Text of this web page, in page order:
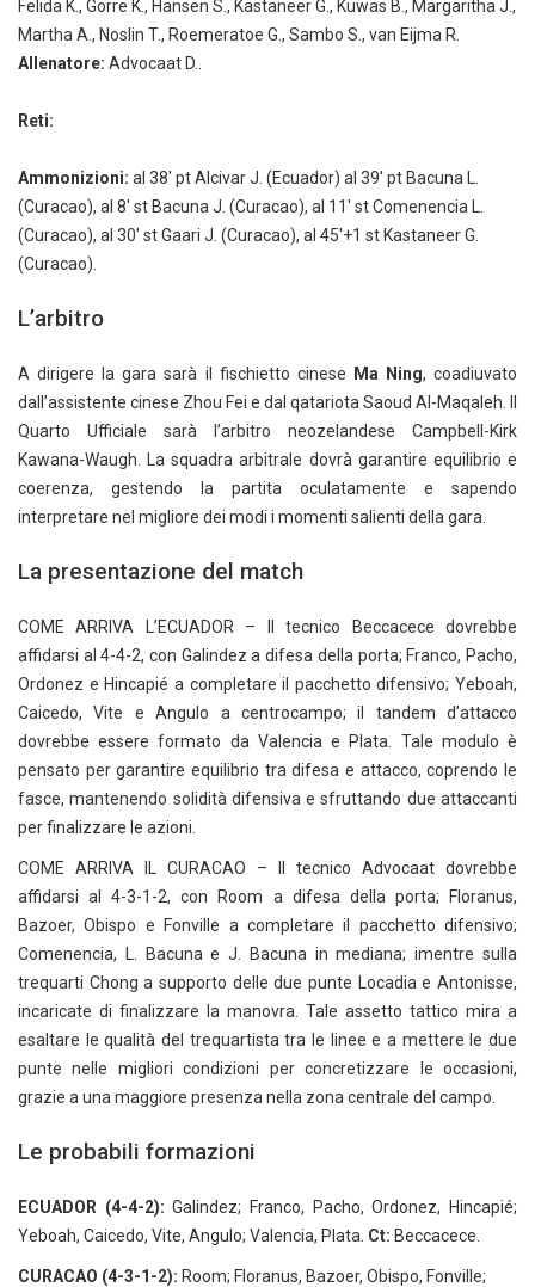
Felida K., Gorre K., Hansen S., Kastaneer G., Kuwas B., Margaritha J.,
Martha A., Noslin T., Roemeratoe G., Sambo S., van Eijma R.
Allenatore: Advocaat D..
Reti:
Ammonizioni: al 38' pt Alcivar J. (Ecuador) al 39' pt Bacuna L.
(Curacao), al 8' st Bacuna J. (Curacao), al 11' st Comenencia L.
(Curacao), al 30' st Gaari J. (Curacao), al 45'+1 st Kastaneer G.
(Curacao).
L’arbitro
A dirigere la gara sarà il fischietto cinese Ma Ning, coadiuvato
dall’assistente cinese Zhou Fei e dal qatariota Saoud Al-Maqaleh. Il
Quarto Ufficiale sarà l’arbitro neozelandese Campbell-Kirk
Kawana-Waugh. La squadra arbitrale dovrà garantire equilibrio e
coerenza, gestendo la partita oculatamente e sapendo
interpretare nel migliore dei modi i momenti salienti della gara.
La presentazione del match
COME ARRIVA L’ECUADOR – Il tecnico Beccacece dovrebbe
affidarsi al 4-4-2, con Galindez a difesa della porta; Franco, Pacho,
Ordonez e Hincapié a completare il pacchetto difensivo; Yeboah,
Caicedo, Vite e Angulo a centrocampo; il tandem d’attacco
dovrebbe essere formato da Valencia e Plata. Tale modulo è
pensato per garantire equilibrio tra difesa e attacco, coprendo le
fasce, mantenendo solidità difensiva e sfruttando due attaccanti
per finalizzare le azioni.
COME ARRIVA IL CURACAO – Il tecnico Advocaat dovrebbe
affidarsi al 4-3-1-2, con Room a difesa della porta; Floranus,
Bazoer, Obispo e Fonville a completare il pacchetto difensivo;
Comenencia, L. Bacuna e J. Bacuna in mediana; imentre sulla
trequarti Chong a supporto delle due punte Locadia e Antonisse,
incaricate di finalizzare la manovra. Tale assetto tattico mira a
esaltare le qualità del trequartista tra le linee e a mettere le due
punte nelle migliori condizioni per concretizzare le occasioni,
grazie a una maggiore presenza nella zona centrale del campo.
Le probabili formazioni
ECUADOR (4-4-2): Galindez; Franco, Pacho, Ordonez, Hincapié;
Yeboah, Caicedo, Vite, Angulo; Valencia, Plata. Ct: Beccacece.
CURACAO (4-3-1-2): Room; Floranus, Bazoer, Obispo, Fonville;